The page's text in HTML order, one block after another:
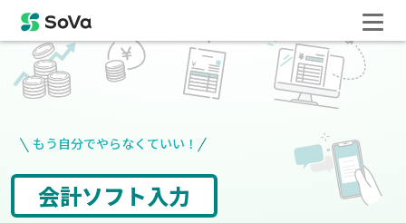
もう自分でやらなくていい！
請求書や領収書 役所手続き